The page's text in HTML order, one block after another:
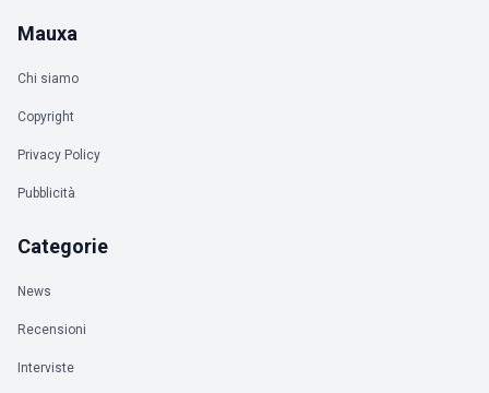
Mauxa
Chi siamo
Copyright
Privacy Policy
Pubblicità
Categorie
News
Recensioni
Interviste